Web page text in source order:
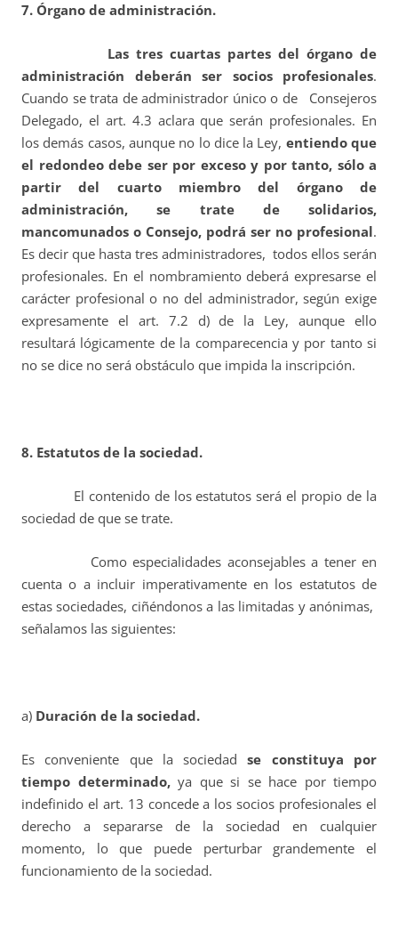
7. Órgano de administración.
Las tres cuartas partes del órgano de
administración deberán ser socios profesionales.
Cuando se trata de administrador único o de Consejeros
Delegado, el art. 4.3 aclara que serán profesionales. En
los demás casos, aunque no lo dice la Ley, entiendo que
el redondeo debe ser por exceso y por tanto, sólo a
partir del cuarto miembro del órgano de
administración, se trate de solidarios,
mancomunados o Consejo, podrá ser no profesional.
Es decir que hasta tres administradores, todos ellos serán
profesionales. En el nombramiento deberá expresarse el
carácter profesional o no del administrador, según exige
expresamente el art. 7.2 d) de la Ley, aunque ello
resultará lógicamente de la comparecencia y por tanto si
no se dice no será obstáculo que impida la inscripción.
8. Estatutos de la sociedad.
El contenido de los estatutos será el propio de la
sociedad de que se trate.
Como especialidades aconsejables a tener en
cuenta o a incluir imperativamente en los estatutos de
estas sociedades, ciñéndonos a las limitadas y anónimas,
señalamos las siguientes:
a) Duración de la sociedad.
Es conveniente que la sociedadse constituya por
tiempo determinado,ya que si se hace por tiempo
indefinido el art. 13 concede a los socios profesionales el
derecho a separarse de la sociedad en cualquier
momento, lo que puede perturbar grandemente el
funcionamiento de la sociedad.